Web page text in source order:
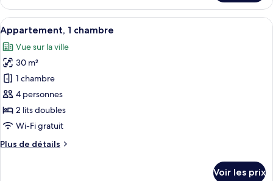
le
type
de
chambre
Chambre
Afficher
toutes
les
photos
pour
ce
type
de
chambre :
Appartement,
Une chambre d’hôtel avec un lit,
9
Appartement, 1 chambre
Vue sur la ville
30 m²
1 chambre
4 personnes
2 lits doubles
Wi-Fi gratuit
Plus de détails
Plus
Voir les prix